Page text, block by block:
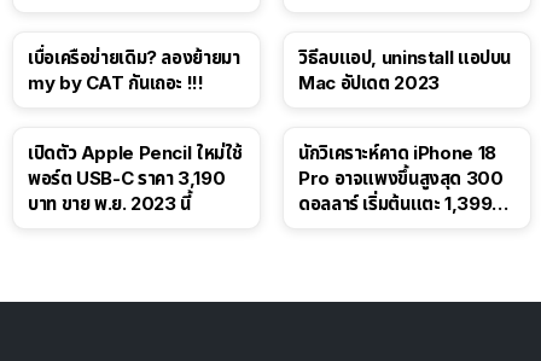
เบื่อเครือข่ายเดิม? ลองย้ายมา
my by CAT กันเถอะ !!!
วิธีลบแอป, uninstall แอปบน
Mac อัปเดต 2023
เปิดตัว Apple Pencil ใหม่ใช้
พอร์ต USB-C ราคา 3,190
บาท ขาย พ.ย. 2023 นี้
นักวิเคราะห์คาด iPhone 18
Pro อาจแพงขึ้นสูงสุด 300
ดอลลาร์ เริ่มต้นแตะ 1,399